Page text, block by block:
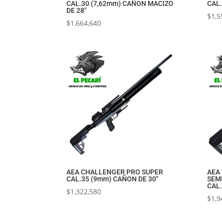
CAL.30 (7,62mm) CAÑON MACIZO
DE 28″
$1,664,640
$
AEA CHALLENGER PRO SUPER
CAL.35 (9mm) CAÑON DE 30″
$1,322,580
AEA
$